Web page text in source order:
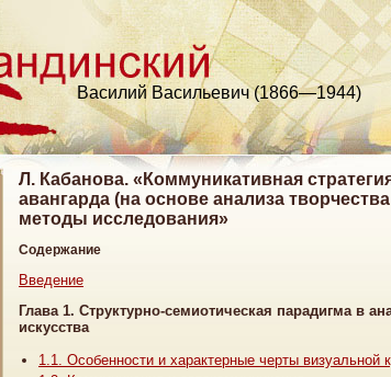
Василий Васильевич (1866—1944)
Л. Кабанова. «Коммуникативная
авангарда (на основе анализа
методы исследования»
Содержание
Введение
Глава 1. Структурно-семиотическая парадигма в
искусства
1.1. Особенности и характерные черты визуальной